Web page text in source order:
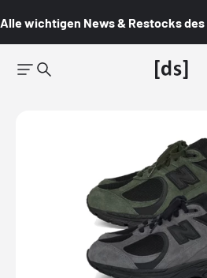
Alle wichtigen News & Restocks des